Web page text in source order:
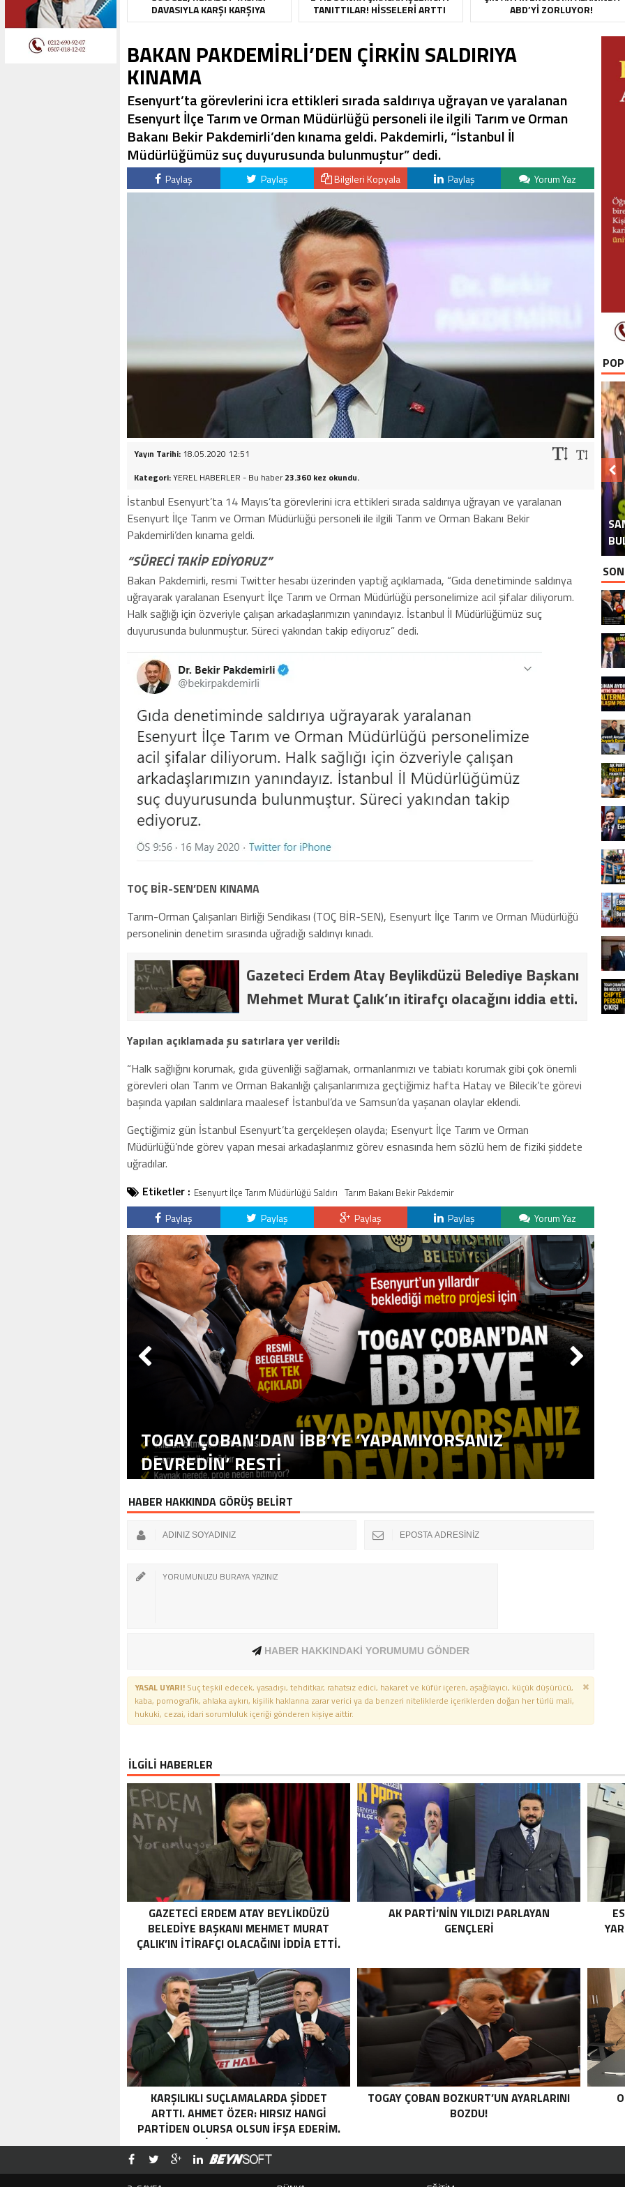
DAVASIYLA KARŞI KARŞIYA
TANITTILAR! HISSELERI ARTTI
ABD’YI ZORLUYOR!
BAKAN PAKDEMİRLİ’DEN ÇİRKİN SALDIRIYA
KINAMA
Esenyurt’ta görevlerini icra ettikleri sırada saldırıya uğrayan ve yaralanan
Esenyurt İlçe Tarım ve Orman Müdürlüğü personeli ile ilgili Tarım ve Orman
Bakanı Bekir Pakdemirli’den kınama geldi. Pakdemirli, “İstanbul İl
Müdürlüğümüz suç duyurusunda bulunmuştur” dedi.
Paylaş Paylaş Bilgileri Kopyala Paylaş Yorum Yaz
Yayın Tarihi: 18.05.2020 12:51
Kategori:YEREL HABERLER - Bu haber23.360 kez okundu.
İstanbul Esenyurt’ta 14 Mayıs’ta görevlerini icra ettikleri sırada saldırıya uğrayan ve yaralanan
Esenyurt İlçe Tarım ve Orman Müdürlüğü personeli ile ilgili Tarım ve Orman Bakanı Bekir
Pakdemirli’den kınama geldi.
“SÜRECİ TAKİP EDİYORUZ”
Bakan Pakdemirli, resmi Twitter hesabı üzerinden yaptığ açıklamada, “Gıda denetiminde saldırıya
uğrayarak yaralanan Esenyurt İlçe Tarım ve Orman Müdürlüğü personelimize acil şifalar diliyorum.
Halk sağlığı için özveriyle çalışan arkadaşlarımızın yanındayız. İstanbul İl Müdürlüğümüz suç
duyurusunda bulunmuştur. Süreci yakından takip ediyoruz” dedi.
TOÇ BİR-SEN’DEN KINAMA
Tarım-Orman Çalışanları Birliği Sendikası (TOÇ BİR-SEN), Esenyurt İlçe Tarım ve Orman Müdürlüğü
personelinin denetim sırasında uğradığı saldırıyı kınadı.
Gazeteci Erdem Atay Beylikdüzü Belediye Başkanı
Mehmet Murat Çalık’ın itirafçı olacağını iddia etti.
Yapılan açıklamada şu satırlara yer verildi:
“Halk sağlığını korumak, gıda güvenliği sağlamak, ormanlarımızı ve tabiatı korumak gibi çok önemli
görevleri olan Tarım ve Orman Bakanlığı çalışanlarımıza geçtiğimiz hafta Hatay ve Bilecik’te görevi
başında yapılan saldırılara maalesef İstanbul’da ve Samsun’da yaşanan olaylar eklendi.
Geçtiğimiz gün İstanbul Esenyurt’ta gerçekleşen olayda; Esenyurt İlçe Tarım ve Orman
Müdürlüğü’nde görev yapan mesai arkadaşlarımız görev esnasında hem sözlü hem de fiziki şiddete
uğradılar.
Etiketler : Esenyurt İlçe Tarım Müdürlüğü Saldırı Tarım Bakanı Bekir Pakdemir
Paylaş Paylaş Paylaş Paylaş Yorum Yaz
TOGAY ÇOBAN’DAN İBB’YE ‘YAPAMIYORSANIZ
DEVREDIN’ RESTI
HABER HAKKINDA GÖRÜŞ BELİRT
HABER HAKKINDAKİ YORUMUMU GÖNDER
YASAL UYARI! Suç teşkil edecek, yasadışı, tehditkar, rahatsız edici, hakaret ve küfür içeren, aşağılayıcı, küçük düşürücü,
kaba, pornografik, ahlaka aykırı, kişilik haklarına zarar verici ya da benzeri niteliklerde içeriklerden doğan her türlü mali,
hukuki, cezai, idari sorumluluk içeriği gönderen kişiye aittir.
İLGİLİ HABERLER
GAZETECI ERDEM ATAY BEYLIKDÜZÜ
BELEDIYE BAŞKANI MEHMET MURAT
ÇALIK’IN ITIRAFÇI OLACAĞINI IDDIA ETTI.
AK PARTİ’NİN YILDIZI PARLAYAN
GENÇLERİ
KARŞILIKLI SUÇLAMALARDA ŞİDDET
ARTTI. AHMET ÖZER: HIRSIZ HANGİ
PARTİDEN OLURSA OLSUN İFŞA EDERİM.
VİDEOLU HABER
TOGAY ÇOBAN BOZKURT’UN AYARLARINI
BOZDU!